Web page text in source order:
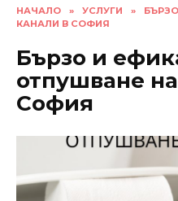
НАЧАЛО » УСЛУГИ »
КАНАЛИ В СОФИЯ
Бързо и
отпушване
София